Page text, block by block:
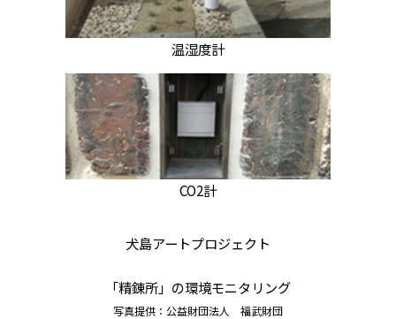
温湿度計
CO2計
犬島アートプロジェクト
「精錬所」の環境モニタリング
写真提供：公益財団法人 福武財団